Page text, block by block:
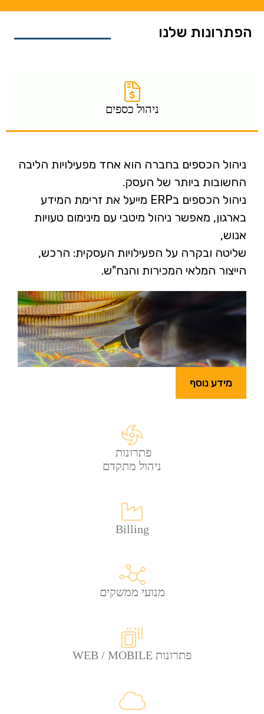
הפתרונות שלנו
ניהול כספים
פתרונות
ניהול מתקדם
Billing
מנועי ממשקים
פתרונות WEB / MOBILE
ניהול הכספים בחברה הוא אחד מפעילויות הליבה
החשובות ביותר של העסק.
ניהול הכספים בERP מייעל את זרימת המידע
בארגון, מאפשר ניהול מיטבי עם מינימום טעויות
אנוש,
שליטה ובקרה על הפעילויות העסקית: הרכש,
הייצור המלאי המכירות והנח"ש.
מידע נוסף